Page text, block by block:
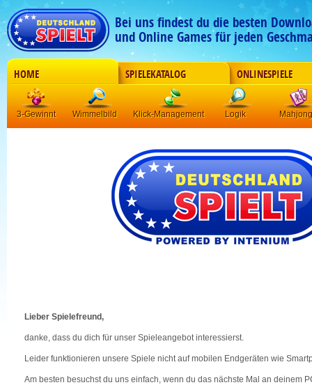
Bei uns findest du die besten
und Online Games für jeden
HOME SPIELEKATALOG ONLINESPIELE
3-Gewinnt Wimmelbild Klick-Management Logik Mahjong
Lieber Spielefreund,
danke, dass du dich für unser Spieleangebot interessierst.
Leider funktionieren unsere Spiele nicht auf mobilen Endgeräten wie
Am besten besuchst du uns einfach, wenn du das nächste Mal an deinem